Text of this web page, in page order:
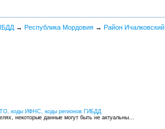
→ Республика Мордовия → Район Ичалковский
коды ИФНС, коды регионов ГИБДД
некоторые данные могут быть не актуальны...